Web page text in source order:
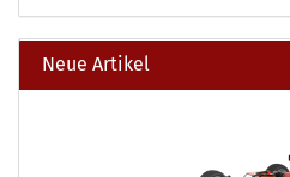
Neue Artikel